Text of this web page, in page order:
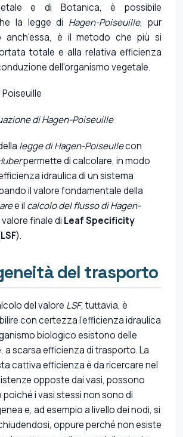
e di Botanica, è possibile
la legge di Hagen-Poiseuille, pur
anch'essa, è il metodo che più si
totale e alla relativa efficienza
dell'organismo vegetale.
di Hagen-Poiseuille
legge di Hagen-Poiseullecon
permette di calcolare, in modo
idraulica di un sistema
il valore fondamentale della
e il calcolo del flusso di Hagen-
finale di Leaf Specificity
LSF).
del trasporto
del valore LSF, tuttavia, è
con certezza l'efficienza idraulica
biologico esistono delle
a scarsa efficienza di trasporto. La
cattiva efficienza è da ricercare nel
opposte dai vasi, possono
poiché i vasi stessi non sono di
e, ad esempio a livello dei nodi, si
oppure perché non esiste